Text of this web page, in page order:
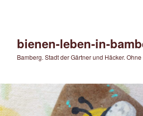
bienen-leben-in-
Bamberg. Stadt der Gärtner und Häcker.